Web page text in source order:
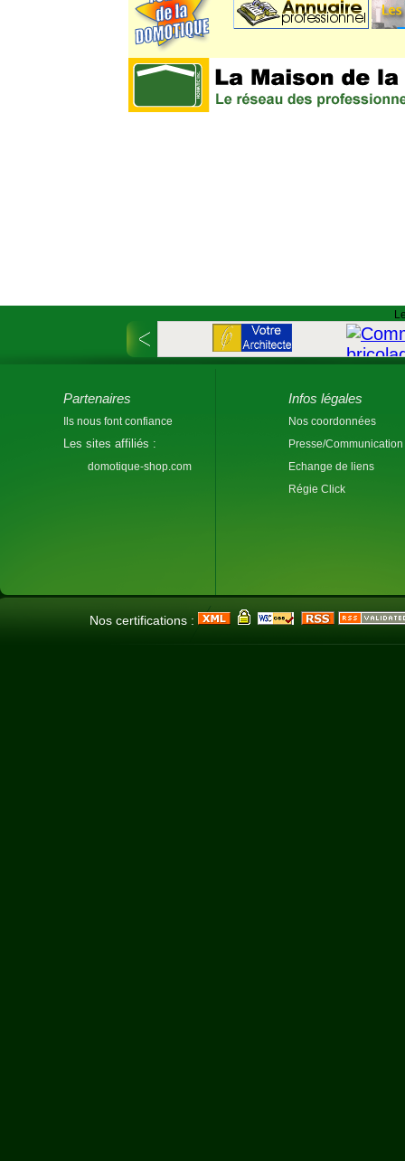
Partenaires
Ils nous font confiance
Les sites affiliés :
domotique-shop.com
Infos légales
Nos coordonnées
Presse/Communication
Echange de liens
Régie Click
Nos certifications :